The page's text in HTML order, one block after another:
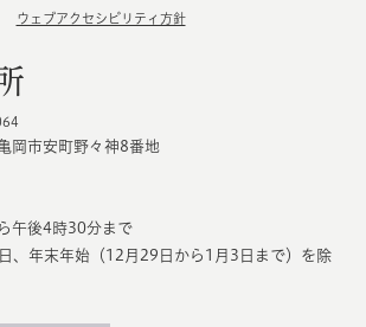
ウェブアクセシビリティ方針
岡市安町野々神8番地
午後4時30分まで
、年末年始（12月29日から1月3日まで）を除